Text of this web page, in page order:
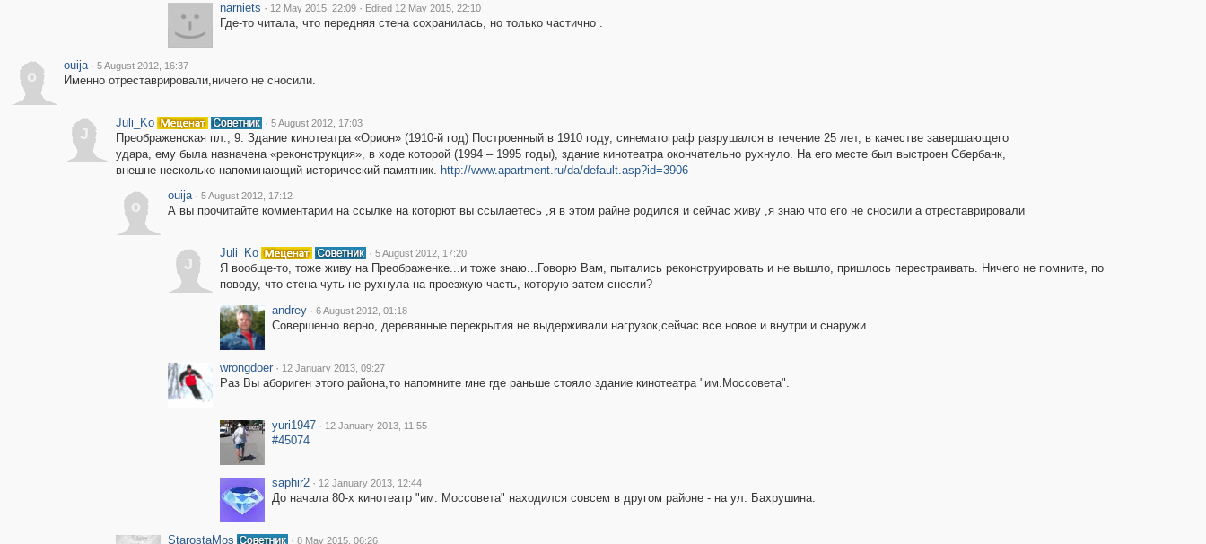
narniets · 12 May 2015, 22:09 · Edited 12 May 2015, 22:10
Где-то читала, что передняя стена сохранилась, но только частично .
o
ouija · 5 August 2012, 16:37
Именно отреставрировали,ничего не сносили.
J
Juli_Ko · 5 August 2012, 17:03
Преображенская пл., 9. Здание кинотеатра «Орион» (1910-й год) Построенный в 1910 году, синематограф разрушался в течение 25 лет, в качестве завершающего
удара, ему была назначена «реконструкция», в ходе которой (1994 – 1995 годы), здание кинотеатра окончательно рухнуло. На его месте был выстроен Сбербанк,
внешне несколько напоминающий исторический памятник. http://www.apartment.ru/da/default.asp?id=3906
o
ouija · 5 August 2012, 17:12
А вы прочитайте комментарии на ссылке на которют вы ссылаетесь ,я в этом райне родился и сейчас живу ,я знаю что его не сносили а отреставрировали
J
Juli_Ko · 5 August 2012, 17:20
Я вообще-то, тоже живу на Преображенке...и тоже знаю...Говорю Вам, пытались реконструировать и не вышло, пришлось перестраивать. Ничего не помните, по
поводу, что стена чуть не рухнула на проезжую часть, которую затем снесли?
andrey · 6 August 2012, 01:18
Совершенно верно, деревянные перекрытия не выдерживали нагрузок,сейчас все новое и внутри и снаружи.
wrongdoer · 12 January 2013, 09:27
Раз Вы абориген этого района,то напомните мне где раньше стояло здание кинотеатра "им.Моссовета".
yuri1947 · 12 January 2013, 11:55
#45074
saphir2 · 12 January 2013, 12:44
До начала 80-х кинотеатр "им. Моссовета" находился совсем в другом районе - на ул. Бахрушина.
StarostaMos · 8 May 2015, 06:26